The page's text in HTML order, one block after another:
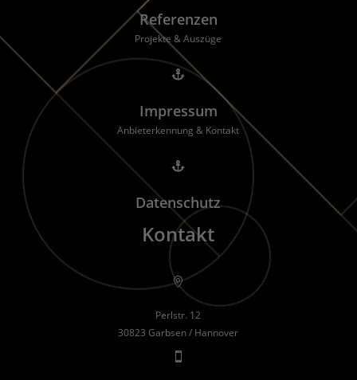
Referenzen
Projekte & Auszüge

Impressum
Anbieterkennung & Kontakt

Datenschutz
Kontakt

Perlstr. 12
30823 Garbsen / Hannover
